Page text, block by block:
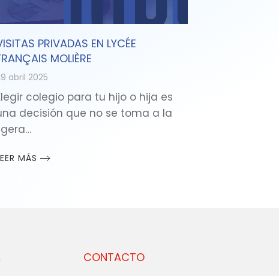
PRIVADAS EN LYCÉE
MOLIÈRE
abril 2025
colegio para tu hijo o hija es
decisión que no se toma a la
MÁS
CONTACTO